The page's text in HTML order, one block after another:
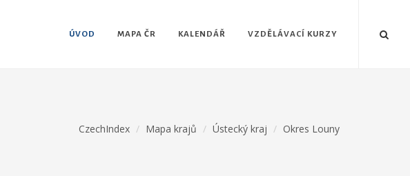
ÚVOD MAPA ČR KALENDÁŘ VZDĚLÁVACÍ KURZY
CzechIndex Mapa krajů Ústecký kraj Okres Louny